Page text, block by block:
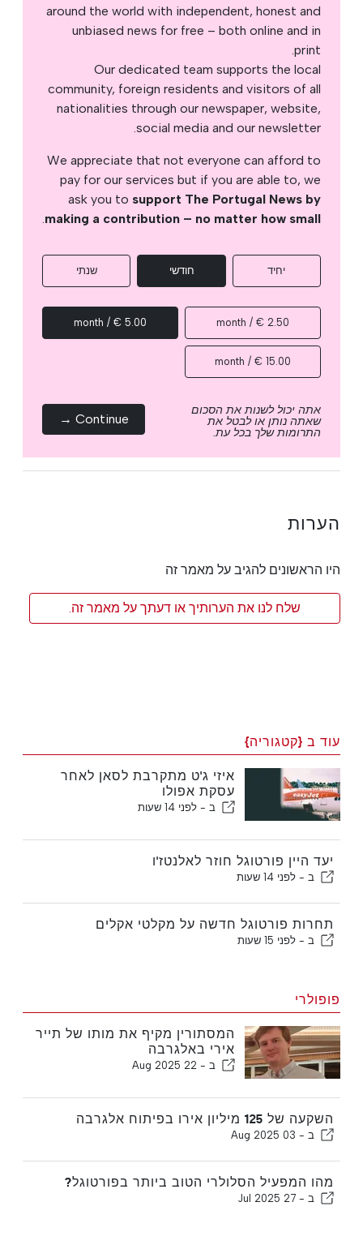
around the world with independent, honest and
unbiased news for free – both online and in
print.
Our dedicated team supports the local
community, foreign residents and visitors of all
nationalities through our newspaper, website,
social media and our newsletter.
We appreciate that not everyone can afford to
pay for our services but if you are able to, we
ask you to support The Portugal News by
making a contribution – no matter how small
.
יחיד חודשי שנתי
2.50 € / month
5.00 € / month
15.00 € / month
אתה יכול לשנות את הסכום
שאתה נותן או לבטל את
התרומות שלך בכל עת.
Continue →
הערות
היו הראשונים להגיב על מאמר זה
שלח לנו את הערותיך או דעתך על מאמר זה.
עוד ב {קטגוריה}
איזי ג'ט מתקרבת לסאן לאחר
עסקת אפולו
ב - לפני 14 שעות
יעד היין פורטוגל חוזר לאלנטז'ו
ב - לפני 14 שעות
תחרות פורטוגל חדשה על מקלטי אקלים
ב - לפני 15 שעות
פופולרי
המסתורין מקיף את מותו של תייר
אירי באלגרבה
ב - 22 Aug 2025
השקעה של 125 מיליון אירו בפיתוח אלגרבה
ב - 03 Aug 2025
מהו המפעיל הסלולרי הטוב ביותר בפורטוגל?
ב - 27 Jul 2025